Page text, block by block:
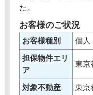
た。
お客様のご状況
お客様種別 個人
担保物件エリ
ア
東京
対象不動産 東京